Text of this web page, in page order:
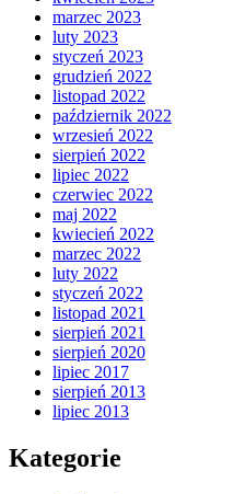
marzec 2023
luty 2023
styczeń 2023
grudzień 2022
listopad 2022
październik 2022
wrzesień 2022
sierpień 2022
lipiec 2022
czerwiec 2022
maj 2022
kwiecień 2022
marzec 2022
luty 2022
styczeń 2022
listopad 2021
sierpień 2021
sierpień 2020
lipiec 2017
sierpień 2013
lipiec 2013
Kategorie